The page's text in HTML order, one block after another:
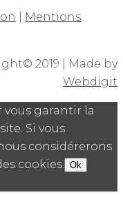
Mentions
2019 | Made by
Webdigit
vous garantir la
Si vous
considérerons
cookies. Ok